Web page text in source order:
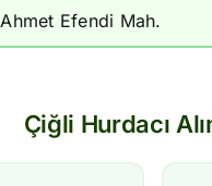
Ahmet Efendi Mah.
Çiğli Hurdacı